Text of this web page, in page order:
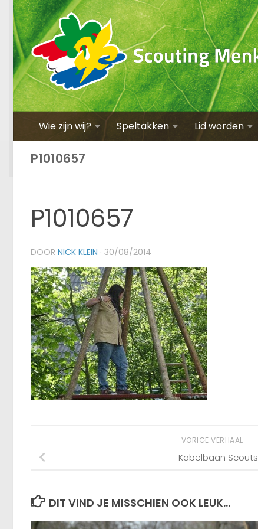
Wie zijn wij? Speltakken Lid worden
P1010657
P1010657
DOOR NICK KLEIN · 30/08/2014
VORIGE VERHAAL
Kabelbaan Scouts
DIT VIND JE MISSCHIEN OOK LEUK...